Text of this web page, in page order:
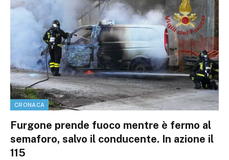
CRONACA
Furgone prende fuoco mentre è fermo al
semaforo, salvo il conducente. In azione il
115